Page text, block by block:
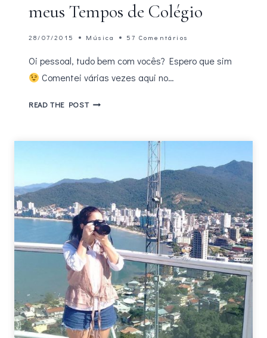
meus Tempos de Colégio
28/07/2015 Música 57 Comentários
Oi pessoal, tudo bem com vocês? Espero que sim
Comentei várias vezes aqui no…
READ THE POST5
MARCARAM
DE
COLÉGIO